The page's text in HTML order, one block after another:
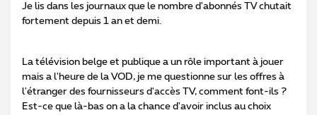
Je lis dans les journaux que le nombre d'abonnés TV chutait
fortement depuis 1 an et demi.
La télévision belge et publique a un rôle important à jouer
mais a l'heure de la VOD, je me questionne sur les offres à
l'étranger des fournisseurs d'accès TV, comment font-ils ?
Est-ce que là-bas on a la chance d'avoir inclus au choix